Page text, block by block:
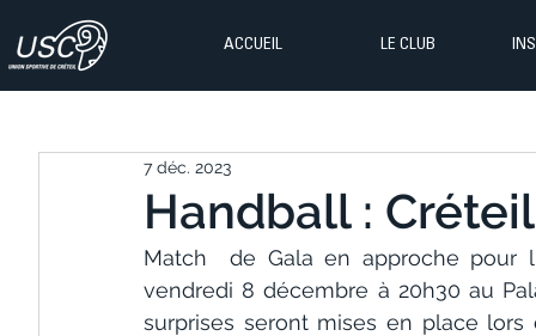
ACCUEIL LE CLUB
Handball :
7 déc. 2023
Match  de Gala en approche pour
vendredi 8 décembre à 20h30 au
surprises seront mises en place